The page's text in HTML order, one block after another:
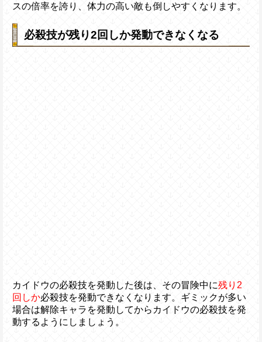
スの倍率を誇り、体力の高い敵も倒しやすくなります。
必殺技が残り2回しか発動できなくなる
カイドウの必殺技を発動した後は、その冒険中に残り2
回しか必殺技を発動できなくなります。ギミックが多い
場合は解除キャラを発動してからカイドウの必殺技を発
動するようにしましょう。